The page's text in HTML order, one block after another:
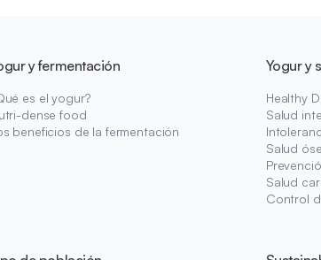
y fermentación
es el yogur?
dense food
beneficios de la fermentación
Yogur y
Healthy
Salud
Salud
Salud
Control